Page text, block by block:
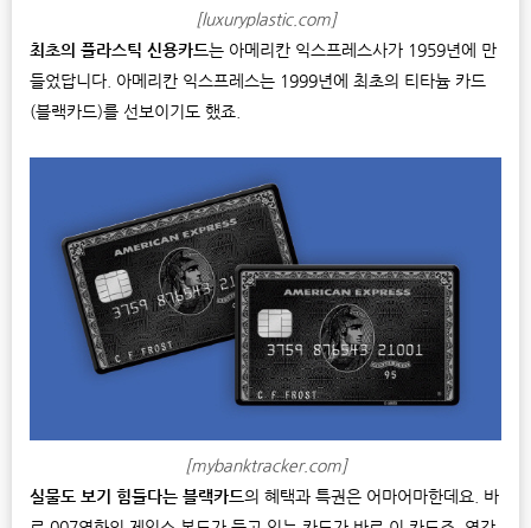
[luxuryplastic.com]
최초의 플라스틱 신용카드는 아메리칸 익스프레스사가 1959년에 만
들었답니다. 아메리칸 익스프레스는 1999년에 최초의 티타늄 카드
(블랙카드)를 선보이기도 했죠.
[mybanktracker.com]
실물도 보기 힘들다는 블랙카드의 혜택과 특권은 어마어마한데요. 바